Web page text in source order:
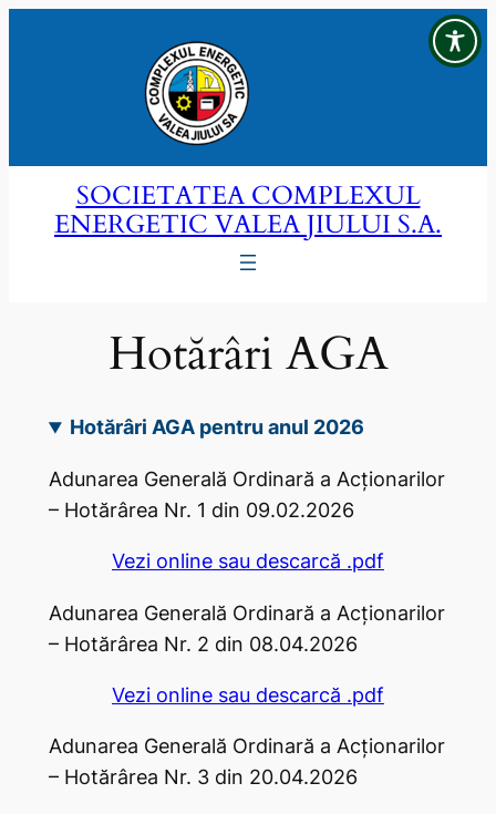
SOCIETATEA COMPLEXUL
ENERGETIC VALEA JIULUI S.A.
Hotărâri AGA
Hotărâri AGA pentru anul 2026
Adunarea Generală Ordinară a Acţionarilor
– Hotărârea Nr. 1 din 09.02.2026
Vezi online sau descarcă .pdf
Adunarea Generală Ordinară a Acţionarilor
– Hotărârea Nr. 2 din 08.04.2026
Vezi online sau descarcă .pdf
Adunarea Generală Ordinară a Acţionarilor
– Hotărârea Nr. 3 din 20.04.2026